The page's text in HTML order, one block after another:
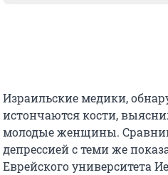
Израильские медики,
истончаются кости,
молодые женщины. Сравнив
депрессией с теми же
Еврейского университета